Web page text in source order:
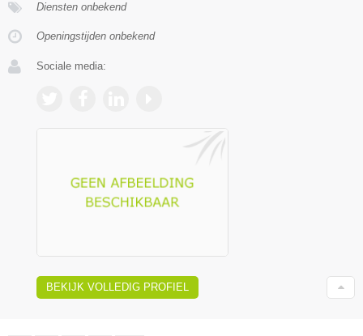
Diensten onbekend
Openingstijden onbekend
Sociale media:
BEKIJK VOLLEDIG PROFIEL